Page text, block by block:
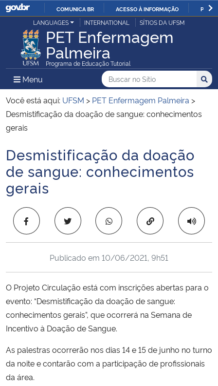
IR
PARA
O
CONTEÚDO
COMUNICA BR ACESSO À INFORMAÇÃO
Ministério da Justiça e Segurança Pública
Ministério da Defesa
Ministério das Relações Exteriores
Ministério da Economia
Ministério da Infraestrutura
Ministério da Agricultura, Pecuária e Abastecimento
Ministério da Cidadania
Ministério da Ciência, Tecnologia, Inovações e Comunicações
Ministério do Meio Ambiente
Ministério do Turismo
Ministério do Desenvolvimento Regional
LANGUAGES INTERNATIONAL SÍTIOS DA UFSM
PET Enfermagem
Palmeira
Programa de Educação Tutorial
Menu Menu Principal do Sítio
Busca
Buscar no no Sítio
Busca:
Você está aqui: UFSM > PET Enfermagem Palmeira >
Desmistificação da doação de sangue: conhecimentos
gerais
Início do conteúdo
Desmistificação da doação
de sangue: conhecimentos
gerais
Copiar para área
Publicado em 10/06/2021, 9h51
O Projeto Circulação está com inscrições abertas para o
evento: “Desmistificação da doação de sangue:
conhecimentos gerais”, que ocorrerá na Semana de
Incentivo à Doação de Sangue.
As palestras ocorrerão nos dias 14 e 15 de junho no turno
da noite e contarão com a participação de profissionais
da área.